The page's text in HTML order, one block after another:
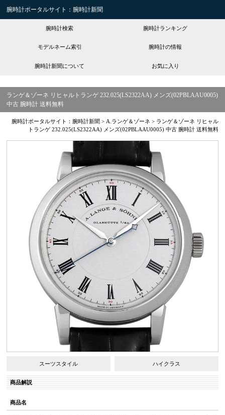
腕時計ポータルサイト：腕時計新聞
腕時計検索 腕時計ランキング
モデルネーム索引 腕時計の情報
腕時計新聞について お気に入り
ランゲ＆ゾーネ リヒャルトランゲ 232.025(LS2322AA) メンズ(02PBLAAU0005)
中古 腕時計 送料無料
腕時計ポータルサイト：腕時計新聞 > A.ランゲ＆ゾーネ > ランゲ＆ゾーネ リヒャル
トランゲ 232.025(LS2322AA) メンズ(02PBLAAU0005) 中古 腕時計 送料無料
スーツスタイル ハイクラス
商品解説
商品名